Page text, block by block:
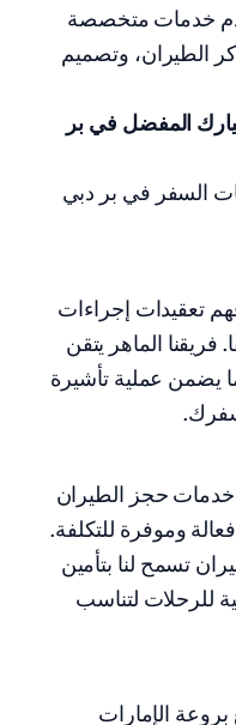
خدمات متخصصة
الطيران، وتصميم
المفضل في بر
السفر في بر دبي
تعقيدات إجراءات
الماهر يتقن
يضمن عملية تأشيرة
حجز الطيران
وموفرة للتكلفة.
تسمح لنا بتأمين
للرحلات لتناسب
بروعة الإمارات